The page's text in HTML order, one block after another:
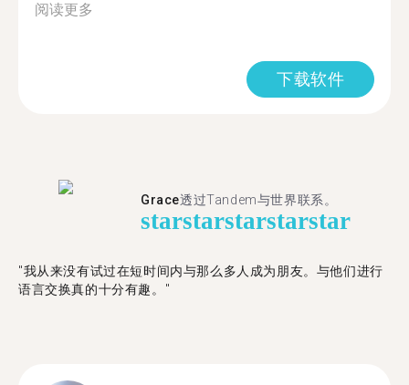
阅读更多
下载软件
Grace透过Tandem与世界联系。
starstarstarstarstar
"我从来没有试过在短时间内与那么多人成为朋友。与他们进行
语言交换真的十分有趣。"